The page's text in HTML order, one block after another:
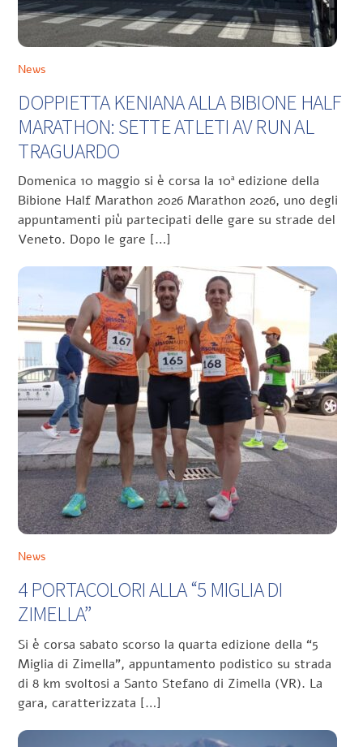
News
DOPPIETTA KENIANA ALLA BIBIONE HALF
MARATHON: SETTE ATLETI AV RUN AL
TRAGUARDO
Domenica 10 maggio si è corsa la 10ª edizione della
Bibione Half Marathon 2026 Marathon 2026, uno degli
appuntamenti più partecipati delle gare su strade del
Veneto. Dopo le gare […]
News
4 PORTACOLORI ALLA “5 MIGLIA DI
ZIMELLA”
Si è corsa sabato scorso la quarta edizione della “5
Miglia di Zimella”, appuntamento podistico su strada
di 8 km svoltosi a Santo Stefano di Zimella (VR). La
gara, caratterizzata […]